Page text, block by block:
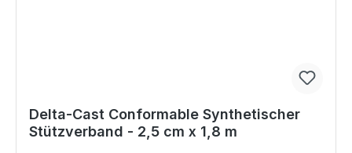
Delta-Cast Conformable Synthetischer
Stützverband - 2,5 cm x 1,8 m